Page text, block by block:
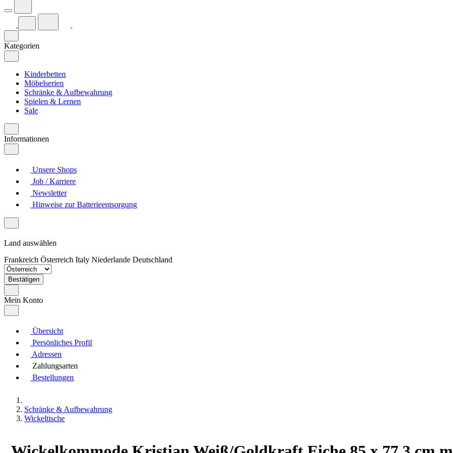
Kategorien
Kinderbetten
Möbelserien
Schränke & Aufbewahrung
Spielen & Lernen
Sale
Informationen
Unsere Shops
Job / Karriere
Newsletter
Hinweise zur Batterieentsorgung
Land auswählen
Frankreich Österreich Italy Niederlande Deutschland
Bestätigen
Mein Konto
Übersicht
Persönliches Profil
Adressen
Zahlungsarten
Bestellungen
Schränke & Aufbewahrung
Wickeltische